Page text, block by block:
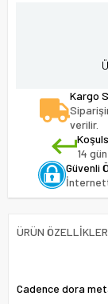
Kargo
verilir.
14
Güvenli
ÜRÜN
Cadence dora